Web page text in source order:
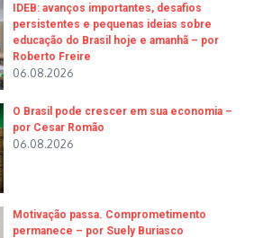
IDEB: avanços importantes, desafios
persistentes e pequenas ideias sobre
educação do Brasil hoje e amanhã – por
Roberto Freire
06.08.2026
O Brasil pode crescer em sua economia –
por Cesar Romão
06.08.2026
Motivação passa. Comprometimento
permanece – por Suely Buriasco